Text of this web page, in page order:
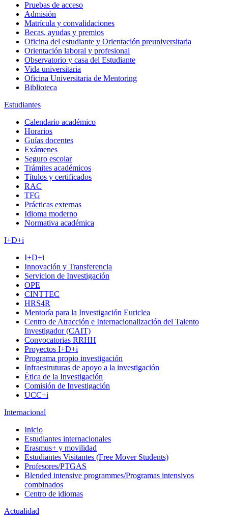
Pruebas de acceso
Admisión
Matrícula y convalidaciones
Becas, ayudas y premios
Oficina del estudiante y Orientación preuniversitaria
Orientación laboral y profesional
Observatorio y casa del Estudiante
Vida universitaria
Oficina Universitaria de Mentoring
Biblioteca
Estudiantes
Calendario académico
Horarios
Guías docentes
Exámenes
Seguro escolar
Trámites académicos
Títulos y certificados
RAC
TFG
Prácticas externas
Idioma moderno
Normativa académica
I+D+i
I+D+i
Innovación y Transferencia
Servicion de Investigación
OPE
CINTTEC
HRS4R
Mentoría para la Investigación Euriclea
Centro de Atracción e Internacionalización del Talento
Investigador (CAIT)
Convocatorias RRHH
Proyectos I+D+i
Programa propio investigación
Infraestruturas de apoyo a la investigación
Ética de la Investigación
Comisión de Investigación
UCC+i
Internacional
Inicio
Estudiantes internacionales
Erasmus+ y movilidad
Estudiantes Visitantes (Free Mover Students)
Profesores/PTGAS
Blended intensive programmes/Programas intensivos
combinados
Centro de idiomas
Actualidad